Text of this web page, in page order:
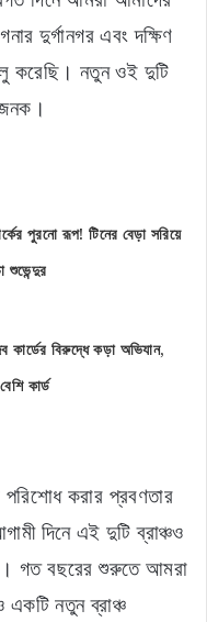
দুর্গানগর এবং দক্ষিণ
করেছি। নতুন ওই দুটি
পুরনো রূপ! টিনের বেড়া সরিয়ে
শুভেন্দুর
বিরুদ্ধে কড়া অভিযান,
কার্ড
করার প্রবণতার
দিনে এই দুটি ব্রাঞ্চও
গত বছরের শুরুতে আমরা
নতুন ব্রাঞ্চ